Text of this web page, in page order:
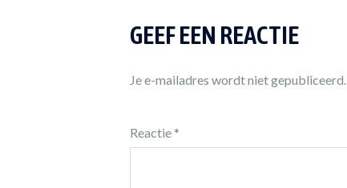
GEEF EEN REACTIE
Je e-mailadres wordt niet gepubliceerd.
Reactie *